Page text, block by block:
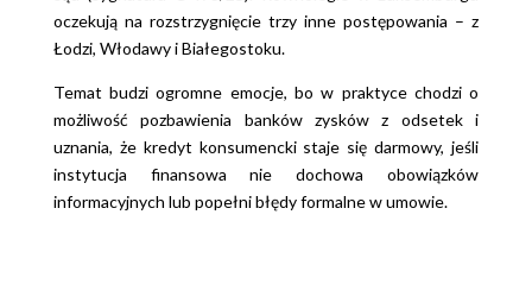
oczekują na rozstrzygnięcie trzy inne postępowania – z
Łodzi, Włodawy i Białegostoku.
Temat budzi ogromne emocje, bo w praktyce chodzi o
możliwość pozbawienia banków zysków z odsetek i
uznania, że kredyt konsumencki staje się darmowy, jeśli
instytucja finansowa nie dochowa obowiązków
informacyjnych lub popełni błędy formalne w umowie.